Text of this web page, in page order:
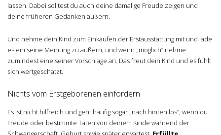
lassen. Dabei solltest du auch deine damalige Freude zeigen und
deine früheren Gedanken äußern.
Und nehme dein Kind zum Einkaufen der Erstausstattung mit und lade
es ein seine Meinung zu äußern, und wenn „möglich“ nehme
zumindest eine seiner Vorschläge an. Das freut dein Kind und es fühlt
sich wertgeschätzt.
Nichts vom Erstgeborenen einfordern
Es ist nicht hilfreich und geht häufig sogar „nach hinten los“, wenn du
Freude oder bestimmte Taten von deinem Kinde während der